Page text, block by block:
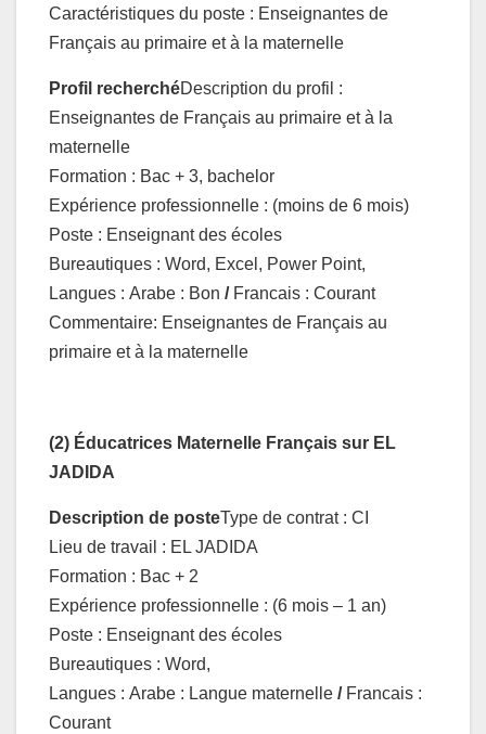
Caractéristiques du poste : Enseignantes de
Français au primaire et à la maternelle
Profil recherchéDescription du profil :
Enseignantes de Français au primaire et à la
maternelle
Formation : Bac + 3, bachelor
Expérience professionnelle : (moins de 6 mois)
Poste : Enseignant des écoles
Bureautiques : Word, Excel, Power Point,
Langues : Arabe : Bon / Francais : Courant
Commentaire: Enseignantes de Français au
primaire et à la maternelle
(2) Éducatrices Maternelle Français sur EL
JADIDA
Description de posteType de contrat : CI
Lieu de travail : EL JADIDA
Formation : Bac + 2
Expérience professionnelle : (6 mois – 1 an)
Poste : Enseignant des écoles
Bureautiques : Word,
Langues : Arabe : Langue maternelle / Francais :
Courant